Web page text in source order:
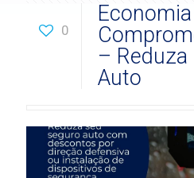
0
–
Auto